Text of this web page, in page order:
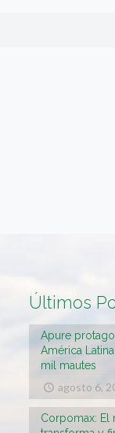
Últimos
Apure
América
mil mautes
agosto 6,
Corpomax: El